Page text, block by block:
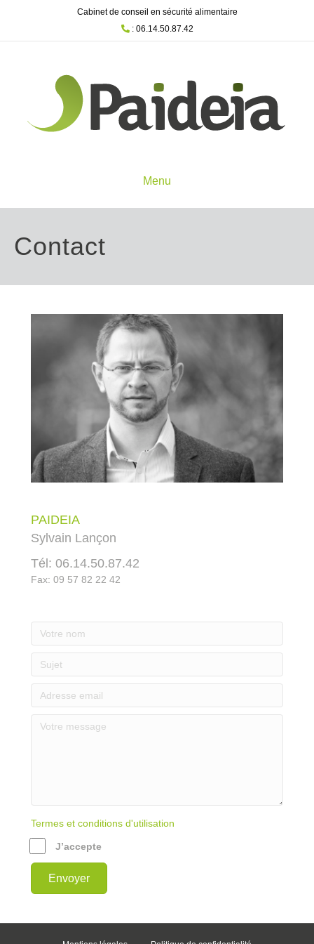
Cabinet de conseil en sécurité alimentaire
: 06.14.50.87.42
Menu
Contact
PAIDEIA
Sylvain Lançon
Tél: 06.14.50.87.42
Fax: 09 57 82 22 42
Termes et conditions d'utilisation
J’accepte
Envoyer